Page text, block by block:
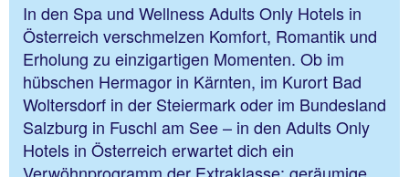
In den Spa und Wellness Adults Only Hotels in
Österreich verschmelzen Komfort, Romantik und
Erholung zu einzigartigen Momenten. Ob im
hübschen Hermagor in Kärnten, im Kurort Bad
Woltersdorf in der Steiermark oder im Bundesland
Salzburg in Fuschl am See – in den Adults Only
Hotels in Österreich erwartet dich ein